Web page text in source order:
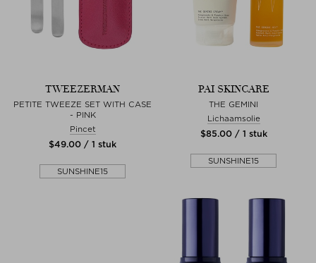
TWEEZERMAN
PETITE TWEEZE SET WITH CASE
- PINK
Pincet
$‌49.00 / 1 stuk
SUNSHINE15
PAI SKINCARE
THE GEMINI
Lichaamsolie
$‌85.00 / 1 stuk
SUNSHINE15